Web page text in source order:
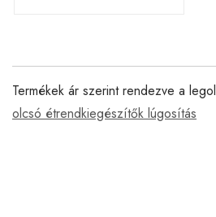
Termékek ár szerint rendezve a
olcsó étrendkiegészítők lúgosítás